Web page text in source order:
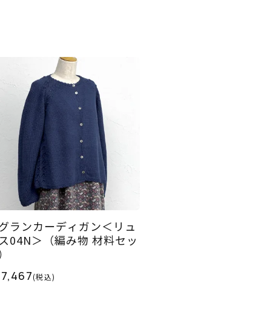
ランカーディガン＜リュ
04N＞（編み物 材料セッ
(税込)